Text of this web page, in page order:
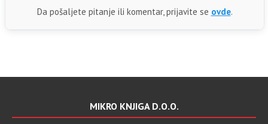
Da pošaljete pitanje ili komentar, prijavite se ovde.
MIKRO KNJIGA D.O.O.